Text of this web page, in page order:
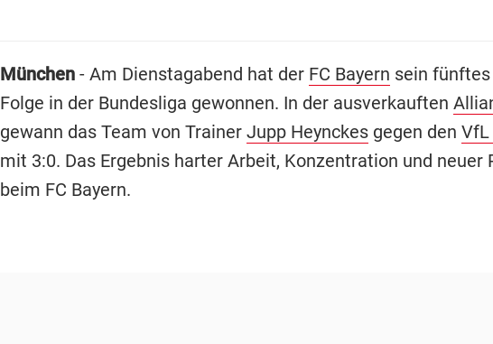
München- Am Dienstagabend hat der FC Bayern sein
Folge in der Bundesliga gewonnen. In der ausverkauften
gewann das Team von Trainer Jupp Heynckesgegen den VfL
mit 3:0. Das Ergebnis harter Arbeit, Konzentration und neuer
beim FC Bayern.